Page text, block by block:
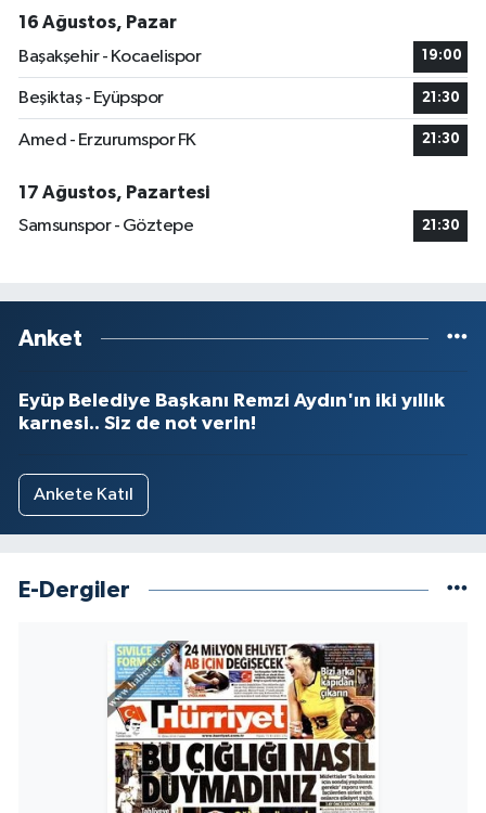
16 Ağustos, Pazar
Başakşehir - Kocaelispor
19:00
Beşiktaş - Eyüpspor 21:30
Amed - Erzurumspor FK 21:30
17 Ağustos, Pazartesi
Samsunspor - Göztepe
21:30
Anket
Eyüp Belediye Başkanı Remzi Aydın'ın iki yıllık
karnesi.. Siz de not verin!
Ankete Katıl
E-Dergiler